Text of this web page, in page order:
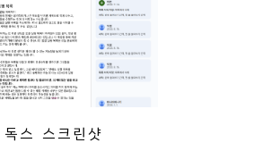
스 스크린샷